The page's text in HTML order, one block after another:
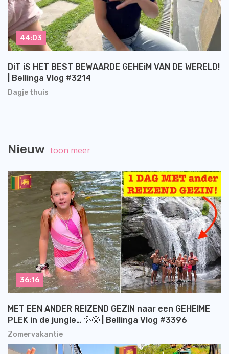
Dagje thuis
DiT iS HET BEST BEWAARDE GEHEiM VAN DE WERELD!
| Bellinga Vlog #3214
44:03
Nieuw toon meer
Zomervakantie
MET EEN ANDER REIZEND GEZIN naar een GEHEIME
PLEK in de jungle… 💦😱 | Bellinga Vlog #3396
36:16